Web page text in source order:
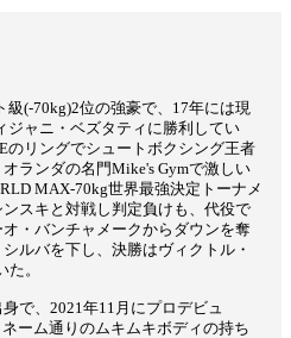
(-70kg)2位の強豪で、17年には現
ジャニ・ベズタティに勝利してい
のリングでシュートボクシング王者
ランダの名門Mike's Gymで激しい
MAX-70kg世界最強決定トーナメ
スキと対戦し判定負けも、代役で
・バンチャメークからダウンを奪
ルバを下し、決勝はヴィクトル・
。
で、2021年11月にプロデビュ
ーム通りのムキムキボディの持ち